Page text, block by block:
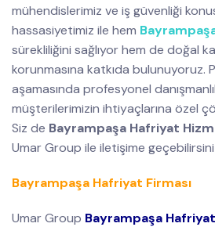
mühendislerimiz ve iş güvenliği
hassasiyetimiz ile hem
sürekliliğini sağlıyor hem de doğal
korunmasına katkıda bulunuyoruz.
aşamasında profesyonel
müşterilerimizin ihtiyaçlarına özel
Siz de Bayrampaşa Hafriyat
Umar Group ile iletişime
Bayrampaşa Hafriyat Firması
Umar Group Bayrampaşa